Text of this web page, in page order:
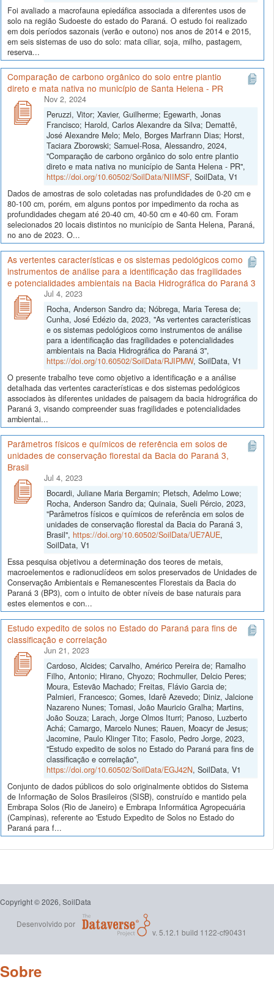
Foi avaliado a macrofauna epiedáfica associada a diferentes usos de
solo na região Sudoeste do estado do Paraná. O estudo foi realizado
em dois períodos sazonais (verão e outono) nos anos de 2014 e 2015,
em seis sistemas de uso do solo: mata ciliar, soja, milho, pastagem,
reserva...
Comparação de carbono orgânico do solo entre plantio
direto e mata nativa no município de Santa Helena - PR
Nov 2, 2024
Peruzzi, Vitor; Xavier, Guilherme; Egewarth, Jonas
Francisco; Harold, Carlos Alexandre da Silva; Demattê,
José Alexandre Melo; Melo, Borges Marfrann Dias; Horst,
Taciara Zborowski; Samuel-Rosa, Alessandro, 2024,
"Comparação de carbono orgânico do solo entre plantio
direto e mata nativa no município de Santa Helena - PR",
https://doi.org/10.60502/SoilData/NIIMSF, SoilData, V1
Dados de amostras de solo coletadas nas profundidades de 0-20 cm e
80-100 cm, porém, em alguns pontos por impedimento da rocha as
profundidades chegam até 20-40 cm, 40-50 cm e 40-60 cm. Foram
selecionados 20 locais distintos no município de Santa Helena, Paraná,
no ano de 2023. O...
As vertentes características e os sistemas pedológicos como
instrumentos de análise para a identificação das fragilidades
e potencialidades ambientais na Bacia Hidrográfica do Paraná 3
Jul 4, 2023
Rocha, Anderson Sandro da; Nóbrega, Maria Teresa de;
Cunha, José Edézio da, 2023, "As vertentes características
e os sistemas pedológicos como instrumentos de análise
para a identificação das fragilidades e potencialidades
ambientais na Bacia Hidrográfica do Paraná 3",
https://doi.org/10.60502/SoilData/RJIPMW, SoilData, V1
O presente trabalho teve como objetivo a identificação e a análise
detalhada das vertentes características e dos sistemas pedológicos
associados às diferentes unidades de paisagem da bacia hidrográfica do
Paraná 3, visando compreender suas fragilidades e potencialidades
ambientai...
Parâmetros físicos e químicos de referência em solos de
unidades de conservação florestal da Bacia do Paraná 3,
Brasil
Jul 4, 2023
Bocardi, Juliane Maria Bergamin; Pletsch, Adelmo Lowe;
Rocha, Anderson Sandro da; Quinaia, Sueli Pércio, 2023,
"Parâmetros físicos e químicos de referência em solos de
unidades de conservação florestal da Bacia do Paraná 3,
Brasil", https://doi.org/10.60502/SoilData/UE7AUE,
SoilData, V1
Essa pesquisa objetivou a determinação dos teores de metais,
macroelementos e radionuclídeos em solos preservados de Unidades de
Conservação Ambientais e Remanescentes Florestais da Bacia do
Paraná 3 (BP3), com o intuito de obter níveis de base naturais para
estes elementos e con...
Estudo expedito de solos no Estado do Paraná para fins de
classificação e correlação
Jun 21, 2023
Cardoso, Alcides; Carvalho, Américo Pereira de; Ramalho
Filho, Antonio; Hirano, Chyozo; Rochmuller, Delcio Peres;
Moura, Estevão Machado; Freitas, Flávio Garcia de;
Palmieri, Francesco; Gomes, Idarê Azevedo; Diniz, Jalcione
Nazareno Nunes; Tomasi, João Mauricio Gralha; Martins,
João Souza; Larach, Jorge Olmos Iturri; Panoso, Luzberto
Achá; Camargo, Marcelo Nunes; Rauen, Moacyr de Jesus;
Jacomine, Paulo Klinger Tito; Fasolo, Pedro Jorge, 2023,
"Estudo expedito de solos no Estado do Paraná para fins de
classificação e correlação",
https://doi.org/10.60502/SoilData/EGJ42N, SoilData, V1
Conjunto de dados públicos do solo originalmente obtidos do Sistema
de Informação de Solos Brasileiros (SISB), construído e mantido pela
Embrapa Solos (Rio de Janeiro) e Embrapa Informática Agropecuária
(Campinas), referente ao 'Estudo Expedito de Solos no Estado do
Paraná para f...
Copyright © 2026, SoilData
Desenvolvido por
v. 5.12.1 build 1122-cf90431
Sobre